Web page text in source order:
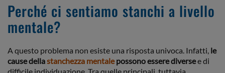
Perché ci sentiamo stanchi a livello
mentale?
A questo problema non esiste una risposta univoca. Infatti, le
cause dellastanchezza mentalepossono essere diversee di